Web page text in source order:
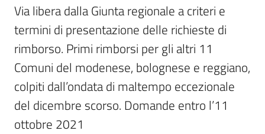
Via libera dalla Giunta regionale a criteri e
termini di presentazione delle richieste di
rimborso. Primi rimborsi per gli altri 11
Comuni del modenese, bolognese e reggiano,
colpiti dall’ondata di maltempo eccezionale
del dicembre scorso. Domande entro l’11
ottobre 2021